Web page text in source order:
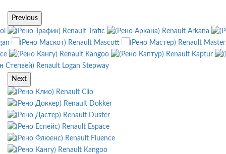
Previous
Renault Trafic
Renault Arkana
Renault Mascott
Renault Master
Renault Kangoo
Renault Kaptur
Renault Logan Stepway
Next
Renault Clio
Renault Dokker
Renault Duster
Renault Espace
Renault Fluence
Renault Kangoo